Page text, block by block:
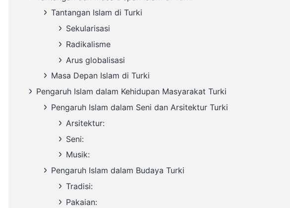
Tantangan Islam di Turki
Sekularisasi
Radikalisme
Arus globalisasi
Masa Depan Islam di Turki
Pengaruh Islam dalam Kehidupan Masyarakat Turki
Pengaruh Islam dalam Seni dan Arsitektur Turki
Arsitektur:
Seni:
Musik:
Pengaruh Islam dalam Budaya Turki
Tradisi:
Pakaian: